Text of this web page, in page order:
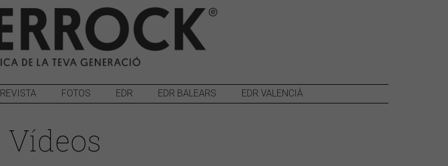
REVISTA FOTOS EDR EDR BALEARS EDR VALENCIÀ
Vídeos